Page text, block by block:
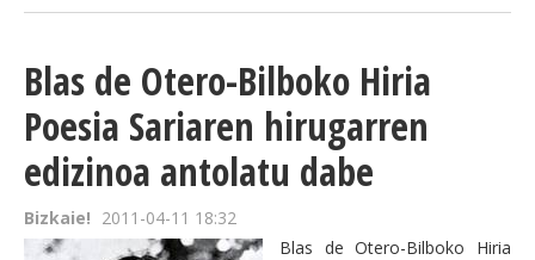
Blas de Otero-Bilboko Hiria
Poesia Sariaren hirugarren
edizinoa antolatu dabe
Bizkaie! 2011-04-11 18:32
Blas de Otero-Bilboko Hiria